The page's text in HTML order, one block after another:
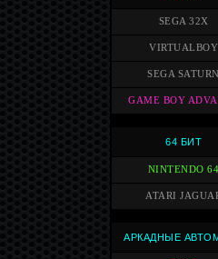
SEGA 32X
VIRTUALBOY
SEGA SATURN
GAME BOY
64 БИТ
NINTENDO 64
ATARI
АРКАДНЫЕ